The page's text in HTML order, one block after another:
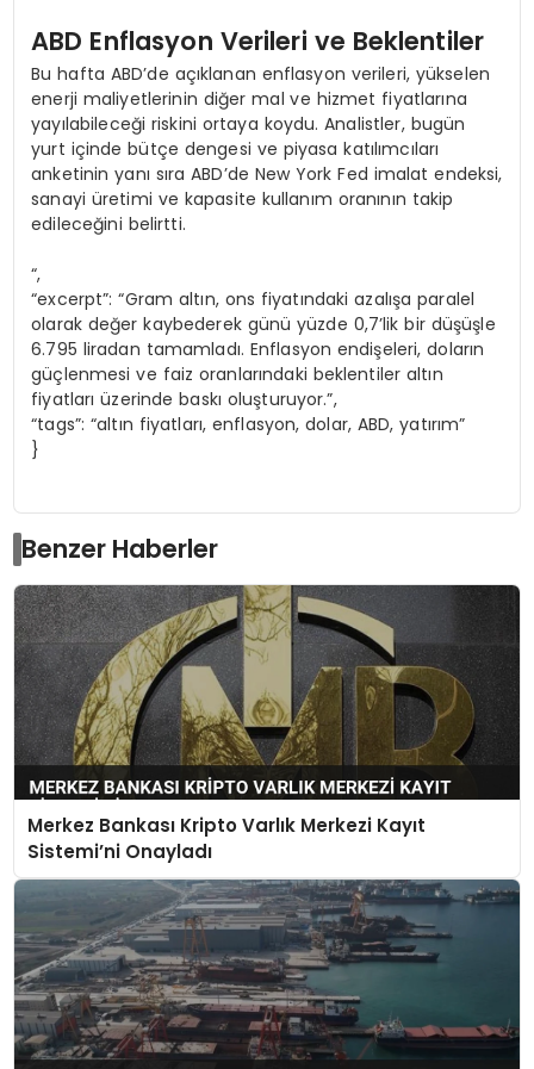
ABD Enflasyon Verileri ve Beklentiler
Bu hafta ABD’de açıklanan enflasyon verileri, yükselen
enerji maliyetlerinin diğer mal ve hizmet fiyatlarına
yayılabileceği riskini ortaya koydu. Analistler, bugün
yurt içinde bütçe dengesi ve piyasa katılımcıları
anketinin yanı sıra ABD’de New York Fed imalat endeksi,
sanayi üretimi ve kapasite kullanım oranının takip
edileceğini belirtti.
“,
“excerpt”: “Gram altın, ons fiyatındaki azalışa paralel
olarak değer kaybederek günü yüzde 0,7’lik bir düşüşle
6.795 liradan tamamladı. Enflasyon endişeleri, doların
güçlenmesi ve faiz oranlarındaki beklentiler altın
fiyatları üzerinde baskı oluşturuyor.”,
“tags”: “altın fiyatları, enflasyon, dolar, ABD, yatırım”
}
Benzer Haberler
Merkez Bankası Kripto Varlık Merkezi Kayıt
Sistemi’ni Onayladı